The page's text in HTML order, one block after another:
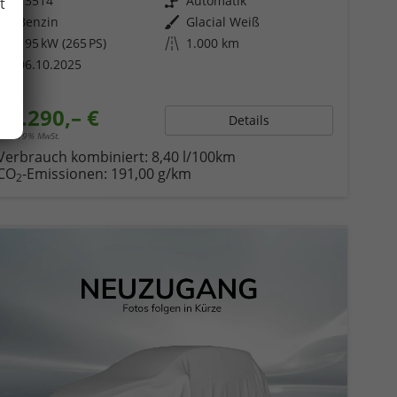
Benzin Außenfarbe Glacial Weiß
195 kW (265 PS) Kilometerstand 1.000 km
06.10.2025
43.290,– €
incl. 19% MwSt.
Details
kombiniert: 8,40 l/100km
2-Emissionen: 191,00 g/km